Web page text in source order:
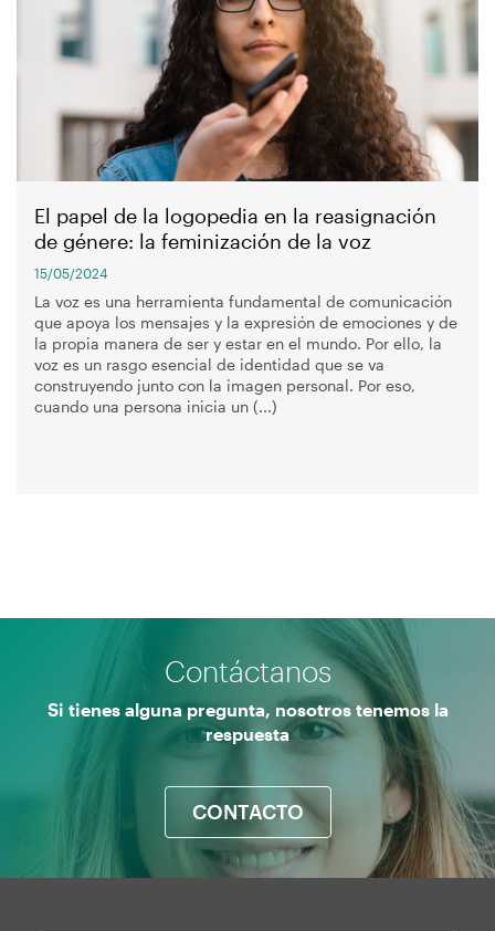
navegación
El papel de la logopedia en la reasignación
de génere: la feminización de la voz
15/05/2024
La voz es una herramienta fundamental de comunicación
que apoya los mensajes y la expresión de emociones y de
la propia manera de ser y estar en el mundo. Por ello, la
voz es un rasgo esencial de identidad que se va
construyendo junto con la imagen personal. Por eso,
cuando una persona inicia un (...)
Contáctanos
Si tienes alguna pregunta, nosotros tenemos la
respuesta
CONTACTO